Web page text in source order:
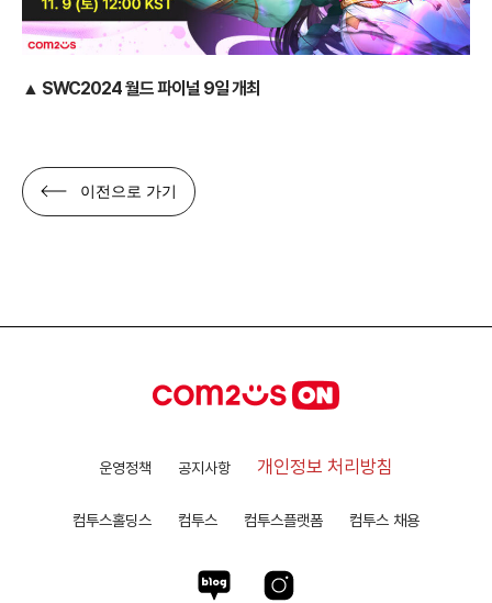
▲ SWC2024 월드 파이널 9일 개최
이전으로 가기
운영정책 공지사항 개인정보 처리방침
컴투스홀딩스 컴투스 컴투스플랫폼 컴투스 채용